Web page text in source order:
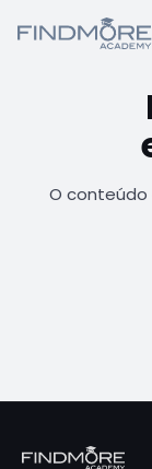
Formações
Catálogo
O conteúdo